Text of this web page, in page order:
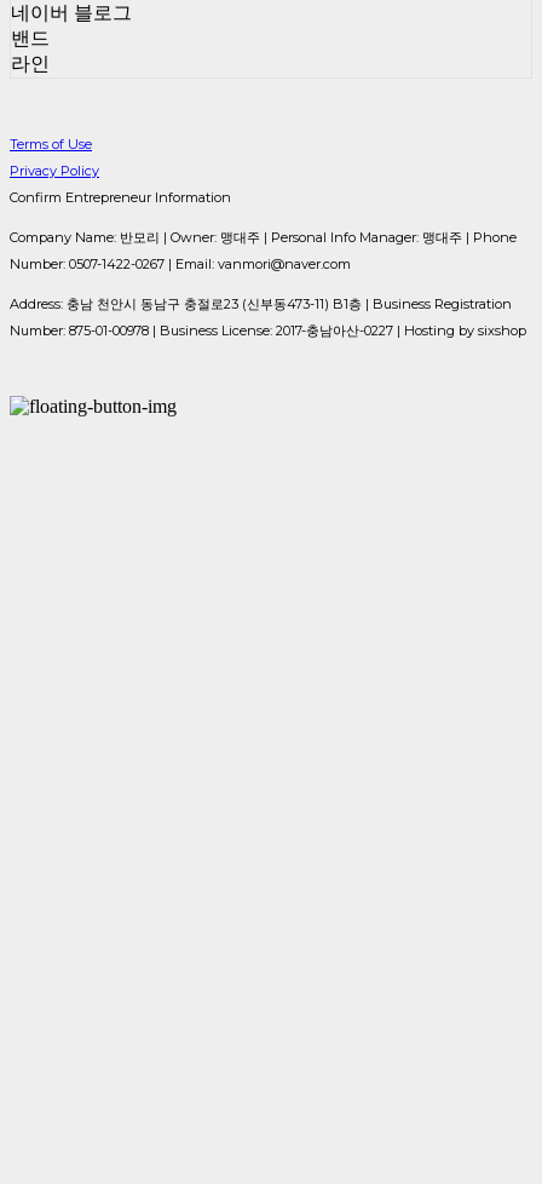
네이버 블로그
밴드
라인
Terms of Use
Privacy Policy
Confirm Entrepreneur Information
Company Name: 반모리 | Owner: 맹대주 | Personal Info Manager: 맹대주 | Phone
Number: 0507-1422-0267 | Email: vanmori@naver.com
Address: 충남 천안시 동남구 충절로23 (신부동473-11) B1층 | Business Registration
Number: 875-01-00978 | Business License: 2017-충남아산-0227 | Hosting by sixshop